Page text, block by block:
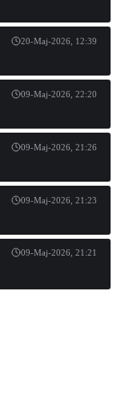
20-Maj-2026, 12:39
09-Maj-2026, 22:20
09-Maj-2026, 21:26
09-Maj-2026, 21:23
09-Maj-2026, 21:21